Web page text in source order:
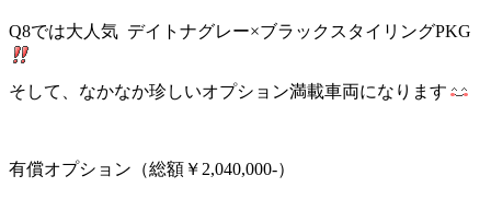
Q8では大人気 デイトナグレー×ブラックスタイリングPKG
そして、なかなか珍しいオプション満載車両になります
有償オプション（総額￥2,040,000-）